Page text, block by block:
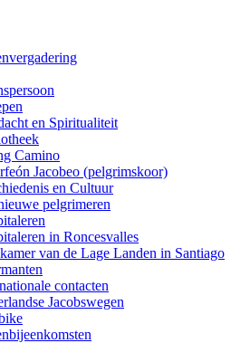
en Spiritualiteit
Camino
Jacobeo (pelgrimskoor)
en Cultuur
pelgrimeren
in Roncesvalles
van de Lage Landen in Santiago
contacten
Jacobswegen